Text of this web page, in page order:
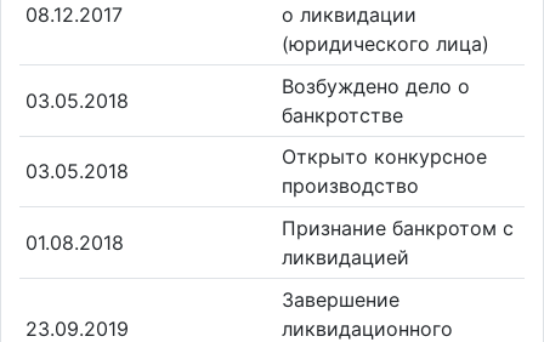
08.12.2017
о ликвидации
(юридического лица)
03.05.2018
Возбуждено дело о
банкротстве
03.05.2018
Открыто конкурсное
производство
01.08.2018
Признание банкротом с
ликвидацией
23.09.2019
Завершение
ликвидационного